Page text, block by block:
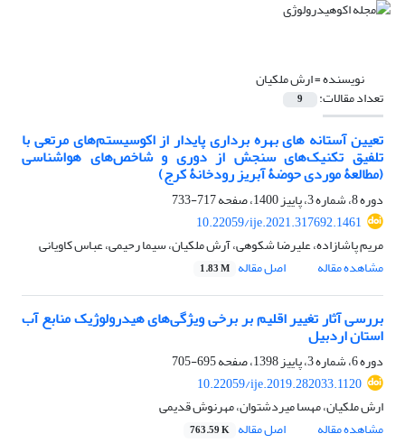
نویسنده =ارش ملکیان
تعداد مقالات: 9
تعیین آستانه‏‏ های بهره‏ برداری پایدار از اکوسیستم‌های مرتعی با
تلفیق تکنیک‌های سنجش از دوری و شاخص‌های هواشناسی
(مطالعۀ موردی حوضۀ آبریز رودخانۀ کرج)
دوره 8، شماره 3، پاییز 1400، صفحه
717-733
10.22059/ije.2021.317692.1461
مریم پاشازاده، علیرضا شکوهی، آرش ملکیان، سیما رحیمی، عباس کاویانی
مشاهده مقاله
اصل مقاله 1.83 M
بررسی آثار تغییر اقلیم بر برخی ویژگی‌های هیدرولوژیک منابع آب
استان اردبیل
دوره 6، شماره 3، پاییز 1398، صفحه
695-705
10.22059/ije.2019.282033.1120
ارش ملکیان، مهسا میردشتوان، مهرنوش قدیمی
مشاهده مقاله
اصل مقاله 763.59 K